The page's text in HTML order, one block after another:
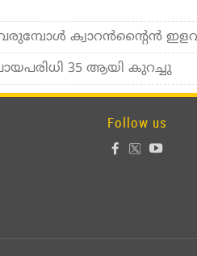
ക്വാറന്‍ന്റൈന്‍
35 ആയി കുറച്ചു
Follow us